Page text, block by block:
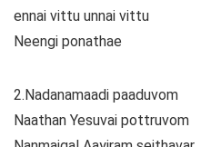
ennai vittu unnai vittu
Neengi ponathae
2.Nadanamaadi paaduvom
Naathan Yesuvai pottruvom